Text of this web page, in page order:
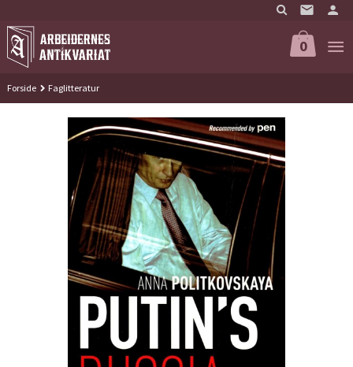
til
innholdet
0
Forside Faglitteratur